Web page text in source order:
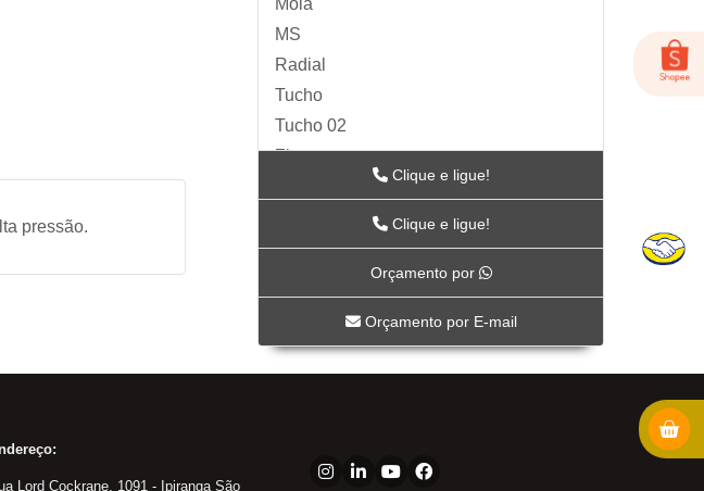
pressão.
Mola
MS
Radial
Tucho
Tucho 02
Zip
Acessórios para Ar
BC-115
LUB-1989AV
Clique e ligue!
Clique e ligue!
Orçamento por
Orçamento por E-mail
Lord Cockrane, 1091 - Ipiranga São